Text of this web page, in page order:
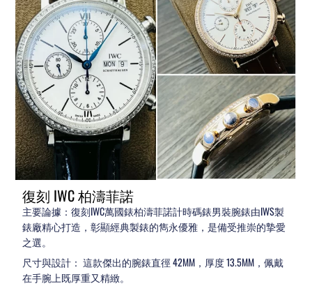
復刻 IWC 柏濤菲諾
主要論據：復刻IWC萬國錶柏濤菲諾計時碼錶男裝腕錶由IWS製
錶廠精心打造，彰顯經典製錶的雋永優雅，是備受推崇的摯愛
之選。
尺寸與設計： 這款傑出的腕錶直徑 42MM，厚度 13.5MM，佩戴
在手腕上既厚重又精緻。